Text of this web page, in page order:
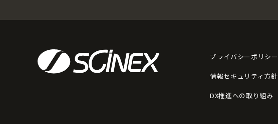
プライバシーポリシー
情報セキュリティ方針
DX推進への取り組み